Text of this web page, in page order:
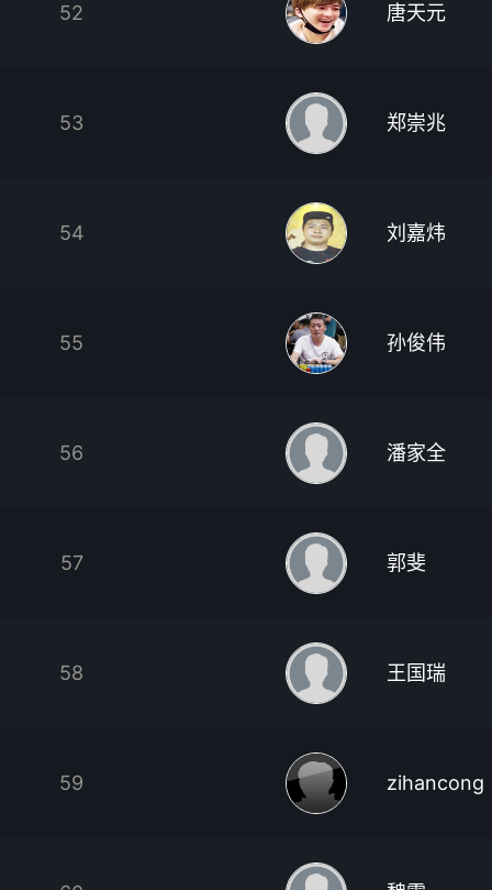
52 唐天元
53 郑崇兆
54 刘嘉炜
55 孙俊伟
56 潘家全
57 郭斐
58 王国瑞
59 zihancong